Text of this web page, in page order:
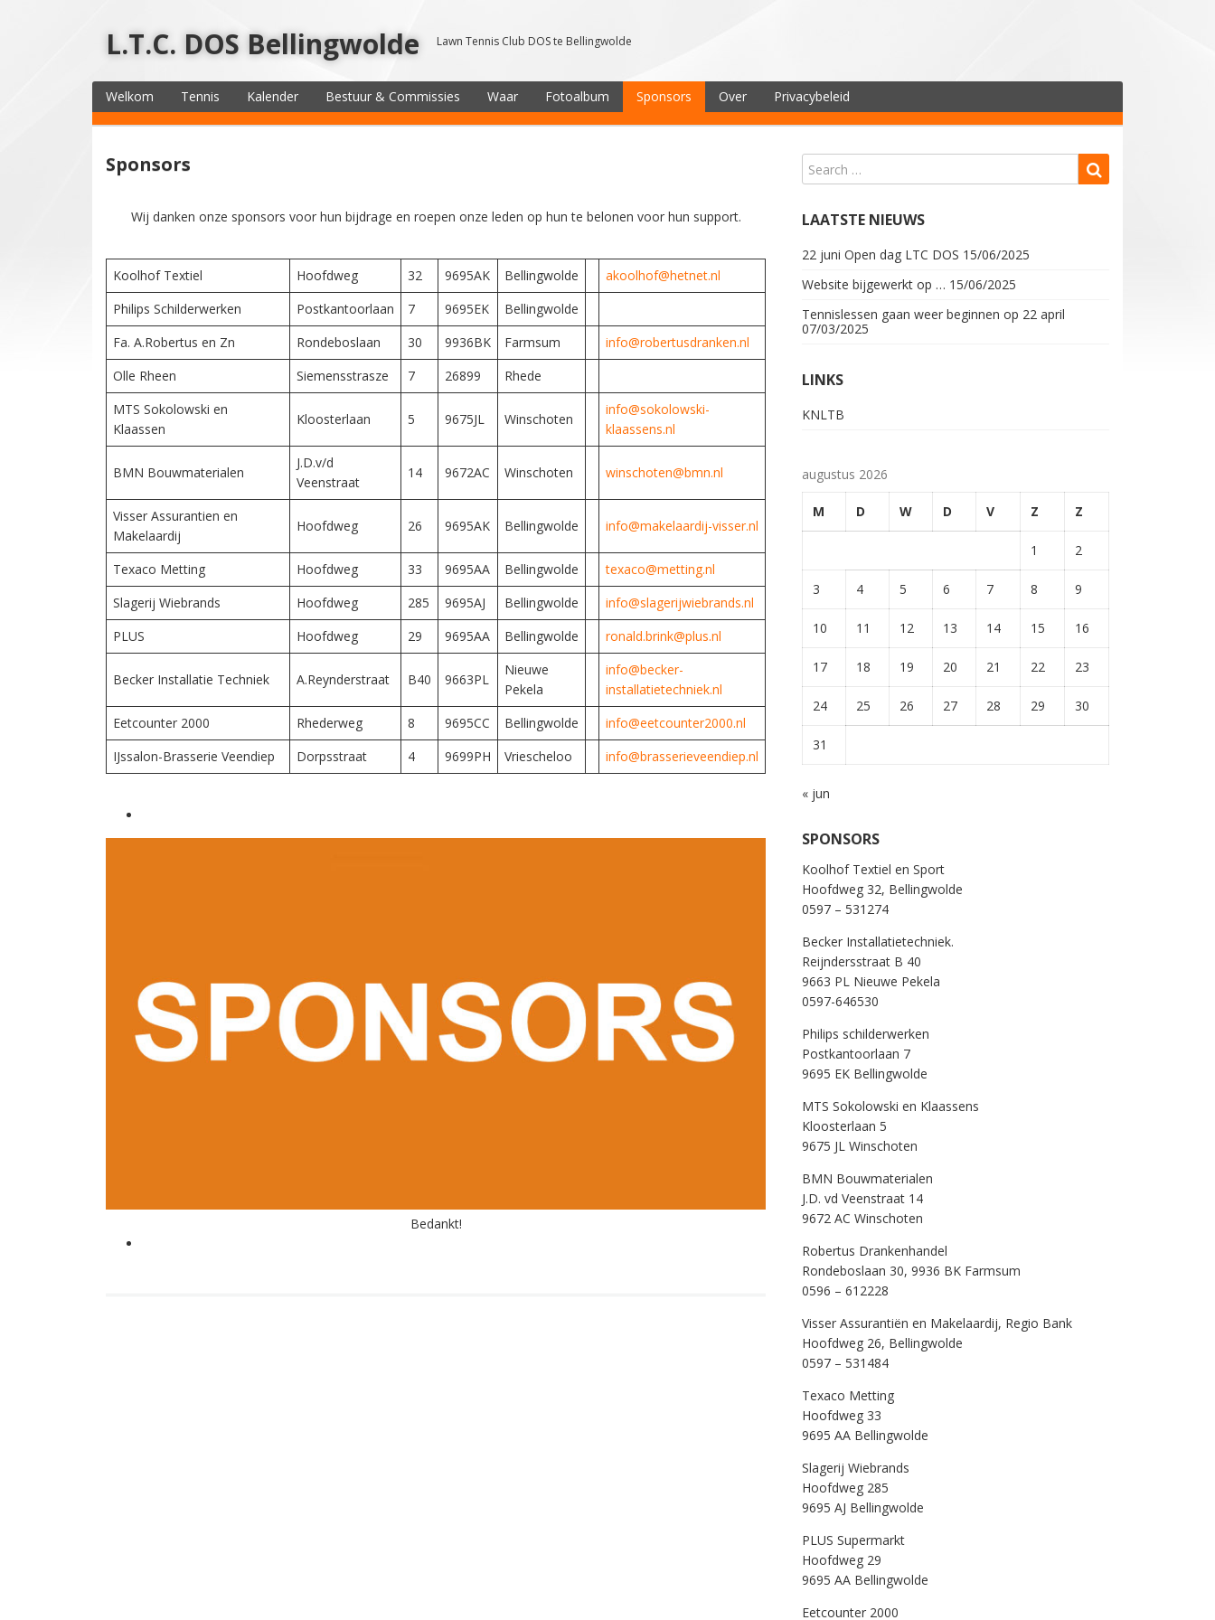
L.T.C. DOS Bellingwolde Lawn Tennis Club DOS te Bellingwolde
Welkom Tennis Kalender Bestuur & Commissies Waar Fotoalbum Sponsors Over Privacybeleid
Sponsors
Wij danken onze sponsors voor hun bijdrage en roepen onze leden op hun te belonen voor hun support.
Koolhof Textiel Hoofdweg 32 9695AK Bellingwolde
akoolhof@hetnet.nl
Philips Schilderwerken
Postkantoorlaan 7 9695EK
Bellingwolde
Fa. A.Robertus en Zn
Rondeboslaan 30 9936BK Farmsum
info@robertusdranken.nl
Olle Rheen
Siemensstrasze 7 26899
Rhede
MTS Sokolowski en
Klaassen
Kloosterlaan 5 9675JL Winschoten
info@sokolowski-
klaassens.nl
BMN Bouwmaterialen
J.D.v/d
Veenstraat
14 9672AC Winschoten winschoten@bmn.nl
Visser Assurantien en
Makelaardij
Hoofdweg 26 9695AK Bellingwolde info@makelaardij-visser.nl
Texaco Metting Hoofdweg 33 9695AA Bellingwolde
texaco@metting.nl
Slagerij Wiebrands
Hoofdweg 285 9695AJ Bellingwolde
info@slagerijwiebrands.nl
PLUS
Hoofdweg 29 9695AA Bellingwolde ronald.brink@plus.nl
Becker Installatie Techniek A.Reynderstraat B40 9663PL
Nieuwe
Pekela
info@becker-
installatietechniek.nl
Eetcounter 2000
Rhederweg 8 9695CC Bellingwolde
info@eetcounter2000.nl
IJssalon-Brasserie Veendiep
Dorpsstraat 4 9699PH Vriescheloo info@brasserieveendiep.nl
Bedankt!
LAATSTE NIEUWS
22 juni Open dag LTC DOS 15/06/2025
Website bijgewerkt op … 15/06/2025
Tennislessen gaan weer beginnen op 22 april
07/03/2025
LINKS
KNLTB
augustus 2026
M D W D V Z Z
1 2
3 4 5 6 7 8 9
10 11 12 13 14 15 16
17 18 19 20 21 22 23
24 25 26 27 28 29 30
31
« jun
SPONSORS
Koolhof Textiel en Sport
Hoofdweg 32, Bellingwolde
0597 – 531274
Becker Installatietechniek.
Reijndersstraat B 40
9663 PL Nieuwe Pekela
0597-646530
Philips schilderwerken
Postkantoorlaan 7
9695 EK Bellingwolde
MTS Sokolowski en Klaassens
Kloosterlaan 5
9675 JL Winschoten
BMN Bouwmaterialen
J.D. vd Veenstraat 14
9672 AC Winschoten
Robertus Drankenhandel
Rondeboslaan 30, 9936 BK Farmsum
0596 – 612228
Visser Assurantiën en Makelaardij, Regio Bank
Hoofdweg 26, Bellingwolde
0597 – 531484
Texaco Metting
Hoofdweg 33
9695 AA Bellingwolde
Slagerij Wiebrands
Hoofdweg 285
9695 AJ Bellingwolde
PLUS Supermarkt
Hoofdweg 29
9695 AA Bellingwolde
Eetcounter 2000